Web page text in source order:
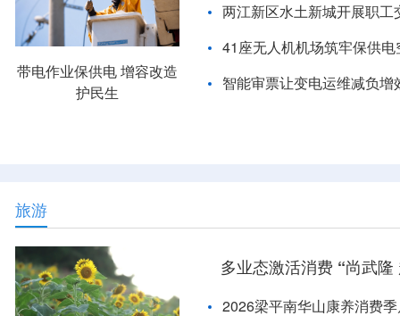
带电作业保供电 增容改造
护民生
两江新区水土新城开展职工
41座无人机机场筑牢保供
智能审票让变电运维减负增
旅游
多业态激活消费 “尚武
2026梁平南华山康养消费